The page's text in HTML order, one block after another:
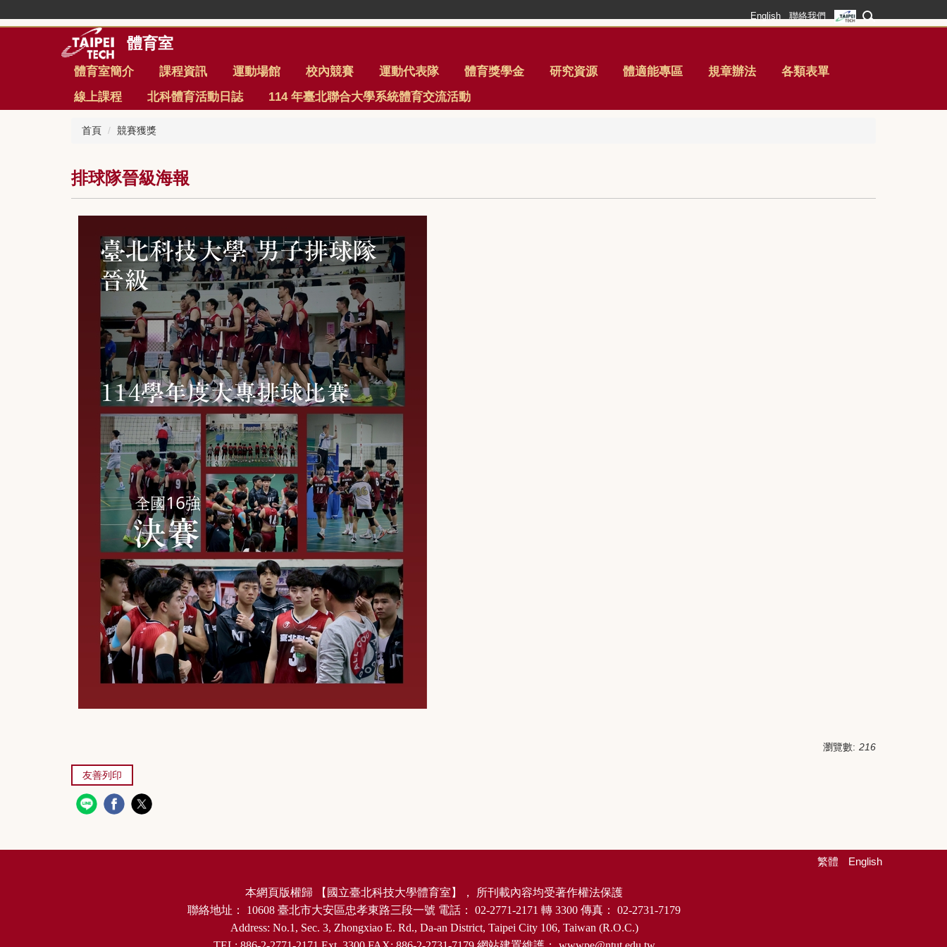
到
English 聯絡我們
體育室
體育室簡介 課程資訊 運動場館 校內競賽 運動代表隊 體育獎學金 研究資源 體適能專區 規章辦法
各類表單
線上課程
北科體育活動日誌 114 年臺北聯合大學系統體育交流活動
首頁 競賽獲獎
排球隊晉級海報
瀏覽數: 216
友善列印
繁體 English
本網頁版權歸 【 國立臺北科技大學體育室 】，
所刊載內容均受著作權法保護
聯絡地址：
10608 臺北市大安區忠孝東路三段一號 電話： 02-2771-2171 轉 3300 傳真：
02-2731-7179
Address: No.1, Sec. 3, Zhongxiao E. Rd., Da-an District, Taipei City 106, Taiwan (R.O.C.)